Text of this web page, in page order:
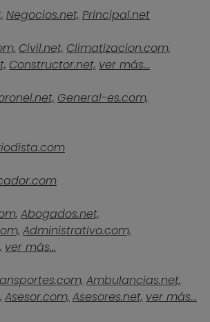
Negocios.net, Principal.net
Civil.net, Climatizacion.com,
Constructor.net, ver más...
General-es.com,
Abogados.net,
Administrativo.com,
ver más...
Ambulancias.net,
Asesor.com, Asesores.net, ver más...